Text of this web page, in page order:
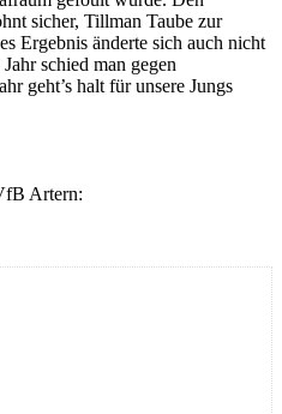
sicher, Tillman Taube zur
Ergebnis änderte sich auch nicht
schied man gegen
geht’s halt für unsere Jungs
Artern: